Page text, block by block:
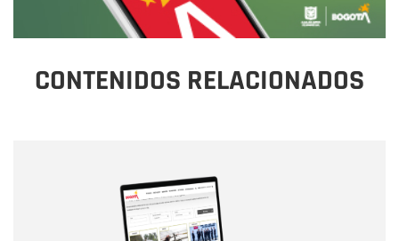
CONTENIDOS RELACIONADOS
Correo electrónico